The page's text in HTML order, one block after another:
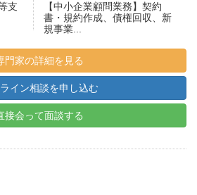
支
【中小企業顧問業務】契約
書・規約作成、債権回収、新
規事業...
門家の詳細を見る
イン相談を申し込む
接会って面談する